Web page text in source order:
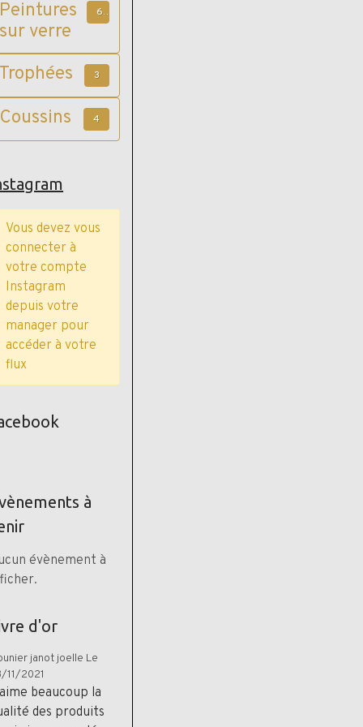
vieux bois
Peintures
sur verre
6
Trophées 3
Coussins 4
Vous devez vous
connecter à
votre compte
Instagram
depuis votre
manager pour
accéder à votre
flux
à
évènement à
d'or
janot joelle Le
11/2021
beaucoup la
des produits